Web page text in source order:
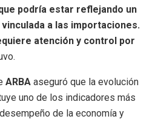
podría estar reflejando un
a las importaciones.
atención y control por
ARBA aseguró que la evolución
uno de los indicadores más
de la economía y